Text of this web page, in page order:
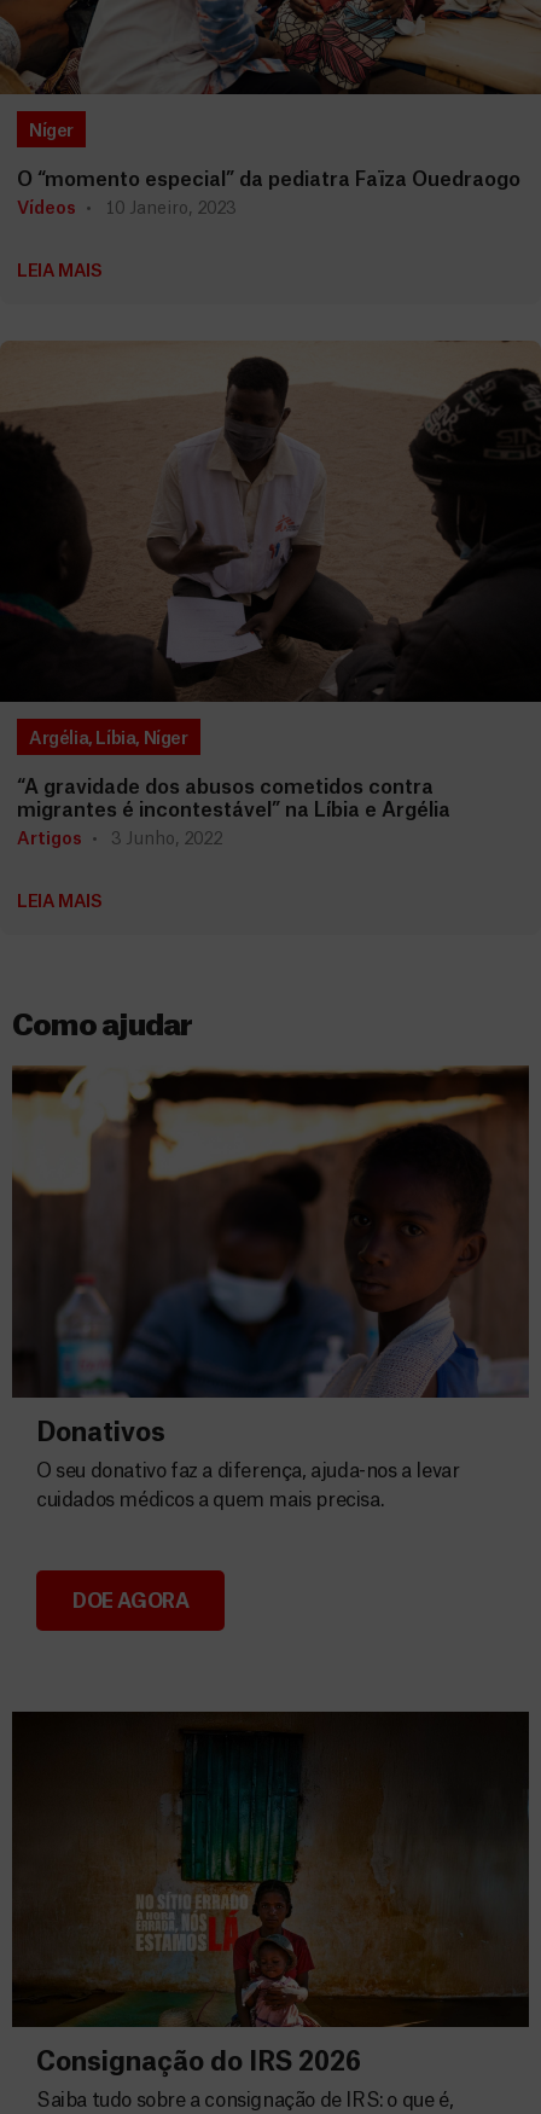
Níger
O “momento especial” da pediatra Faïza Ouedraogo
Vídeos 10 Janeiro, 2023
LEIA MAIS
Argélia, Líbia, Níger
“A gravidade dos abusos cometidos contra
migrantes é incontestável” na Líbia e Argélia
Artigos 3 Junho, 2022
LEIA MAIS
Como ajudar
Donativos
Donativos
O seu donativo faz a diferença, ajuda-nos a levar
cuidados médicos a quem mais precisa.
DOE AGORA
Consignação do IRS 2026
Saiba tudo sobre a consignação de IRS: o que é,